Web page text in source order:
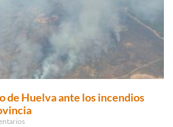
de Huelva ante los incendios